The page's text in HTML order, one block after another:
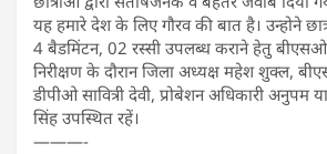
यह हमारे देश के लिए गौरव की बात है। उन्होने
4 बैडमिंटन, 02 रस्सी उपलब्ध कराने हेतु बीएसओ
निरीक्षण के दौरान जिला अध्यक्ष महेश शुक्ल,
डीपीओ सावित्री देवी, प्रोबेशन अधिकारी अनुपम
सिंह उपस्थित रहें।
———-